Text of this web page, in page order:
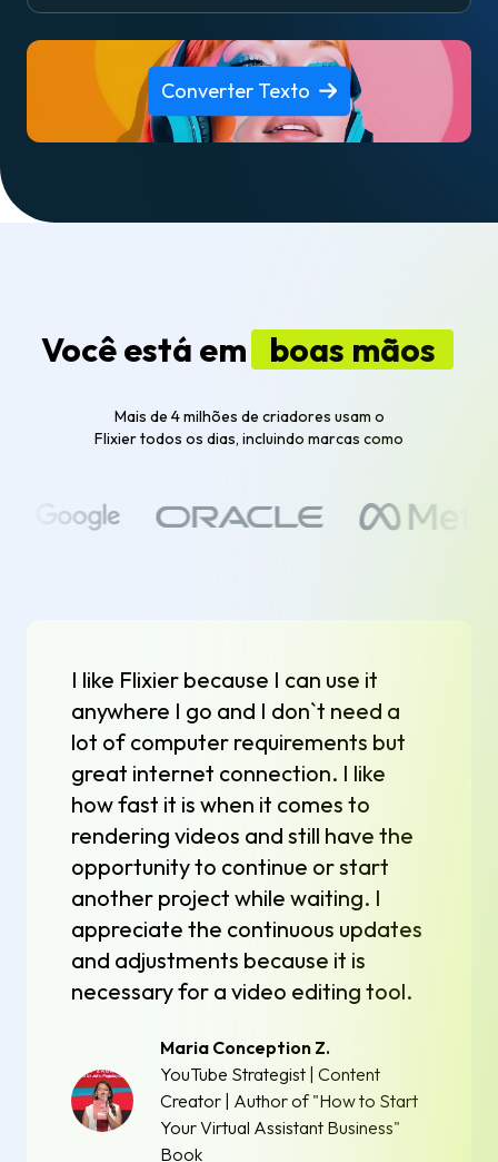
Converter Texto
Você está em boas mãos
Mais de 4 milhões de criadores usam o
Flixier todos os dias, incluindo marcas como
I like Flixier because I can use it
anywhere I go and I don`t need a
lot of computer requirements but
great internet connection. I like
how fast it is when it comes to
rendering videos and still have the
opportunity to continue or start
another project while waiting. I
appreciate the continuous updates
and adjustments because it is
necessary for a video editing tool.
Maria Conception Z.
YouTube Strategist | Content
Creator | Author of "How to Start
Your Virtual Assistant Business"
Book